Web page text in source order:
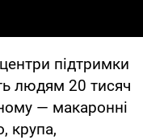
підтримки
людям 20 тисяч
— макаронні
крупа,